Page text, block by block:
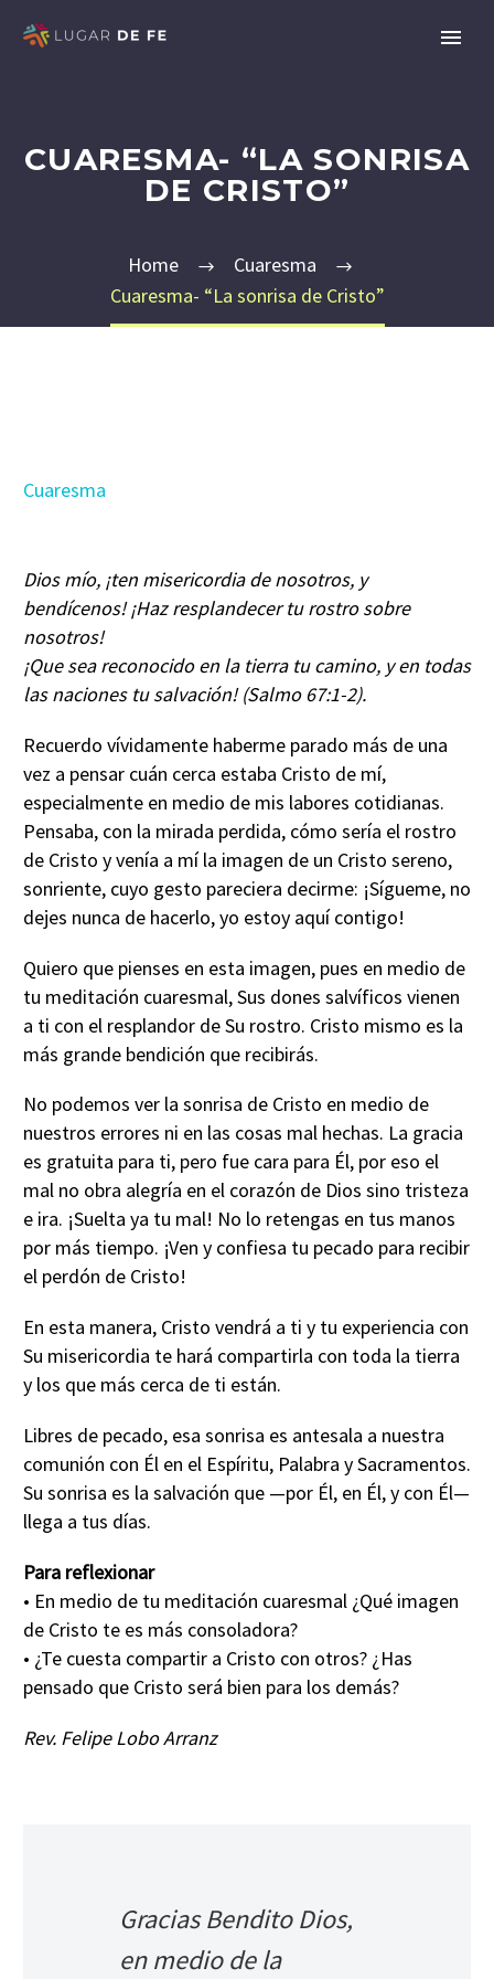
CUARESMA- “LA SONRISA
DE CRISTO”
Home
Cuaresma
Cuaresma- “La sonrisa de Cristo”
Cuaresma
Dios mío, ¡ten misericordia de nosotros, y
bendícenos! ¡Haz resplandecer tu rostro sobre
nosotros!
¡Que sea reconocido en la tierra tu camino, y en todas
las naciones tu salvación! (Salmo 67:1-2).
Recuerdo vívidamente haberme parado más de una
vez a pensar cuán cerca estaba Cristo de mí,
especialmente en medio de mis labores cotidianas.
Pensaba, con la mirada perdida, cómo sería el rostro
de Cristo y venía a mí la imagen de un Cristo sereno,
sonriente, cuyo gesto pareciera decirme: ¡Sígueme, no
dejes nunca de hacerlo, yo estoy aquí contigo!
Quiero que pienses en esta imagen, pues en medio de
tu meditación cuaresmal, Sus dones salvíficos vienen
a ti con el resplandor de Su rostro. Cristo mismo es la
más grande bendición que recibirás.
No podemos ver la sonrisa de Cristo en medio de
nuestros errores ni en las cosas mal hechas. La gracia
es gratuita para ti, pero fue cara para Él, por eso el
mal no obra alegría en el corazón de Dios sino tristeza
e ira. ¡Suelta ya tu mal! No lo retengas en tus manos
por más tiempo. ¡Ven y confiesa tu pecado para recibir
el perdón de Cristo!
En esta manera, Cristo vendrá a ti y tu experiencia con
Su misericordia te hará compartirla con toda la tierra
y los que más cerca de ti están.
Libres de pecado, esa sonrisa es antesala a nuestra
comunión con Él en el Espíritu, Palabra y Sacramentos.
Su sonrisa es la salvación que —por Él, en Él, y con Él—
llega a tus días.
Para reflexionar
• En medio de tu meditación cuaresmal ¿Qué imagen
de Cristo te es más consoladora?
• ¿Te cuesta compartir a Cristo con otros? ¿Has
pensado que Cristo será bien para los demás?
Rev. Felipe Lobo Arranz
Gracias Bendito Dios,
en medio de la